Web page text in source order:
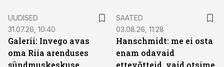
UUDISED
31.07.26, 10:40
Galerii: Invego avas
oma Riia arenduses
sündmuskeskuse
SAATED
03.08.26, 11:28
Hanschmidt: me ei osta
enam odavaid
ettevõtteid, vaid otsime